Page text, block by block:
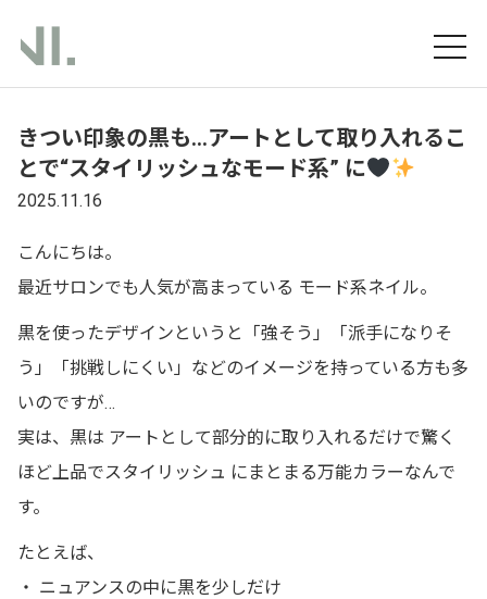
きつい印象の黒も…アートとして取り入れるこ
とで“スタイリッシュなモード系” に
2025.11.16
こんにちは。
最近サロンでも人気が高まっている モード系ネイル。
黒を使ったデザインというと「強そう」「派手になりそ
う」「挑戦しにくい」などのイメージを持っている方も多
いのですが…
実は、黒は アートとして部分的に取り入れるだけで驚く
ほど上品でスタイリッシュ にまとまる万能カラーなんで
す。
たとえば、
・ ニュアンスの中に黒を少しだけ